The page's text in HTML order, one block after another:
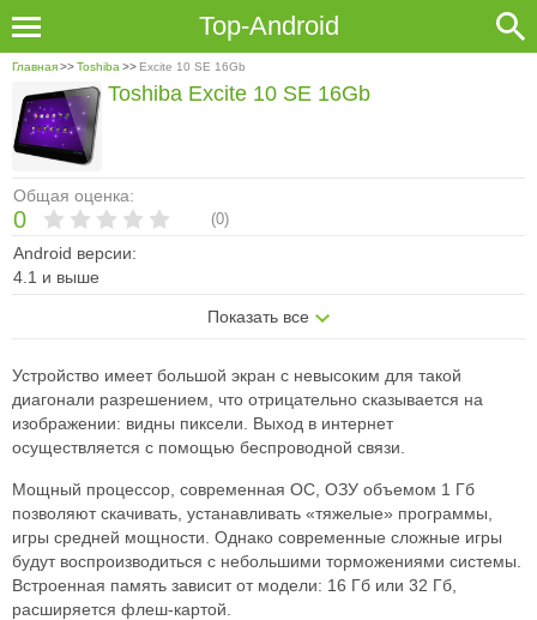
Top-Android
Главная>>Toshiba >> Excite 10 SE 16Gb
Общая оценка:
0 (0)
Android версии:
4.1 и выше
Показать все
Toshiba Excite 10 SE 16Gb
Устройство имеет большой экран с невысоким для такой
диагонали разрешением, что отрицательно сказывается на
изображении: видны пиксели. Выход в интернет
осуществляется с помощью беспроводной связи.
Мощный процессор, современная ОС, ОЗУ объемом 1 Гб
позволяют скачивать, устанавливать «тяжелые» программы,
игры средней мощности. Однако современные сложные игры
будут воспроизводиться с небольшими торможениями системы.
Встроенная память зависит от модели: 16 Гб или 32 Гб,
расширяется флеш-картой.